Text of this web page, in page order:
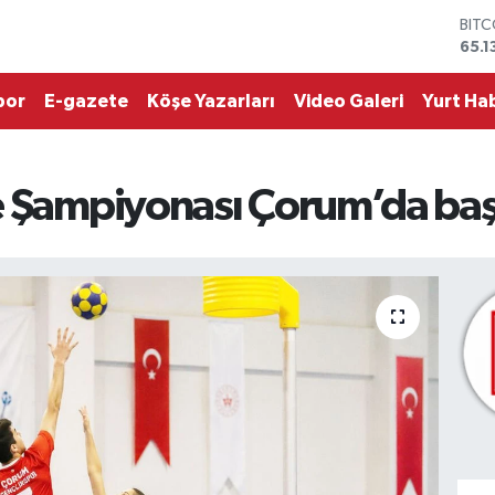
E-gazete Köşe Yazarları Video Galeri Yurt
Çorum’da